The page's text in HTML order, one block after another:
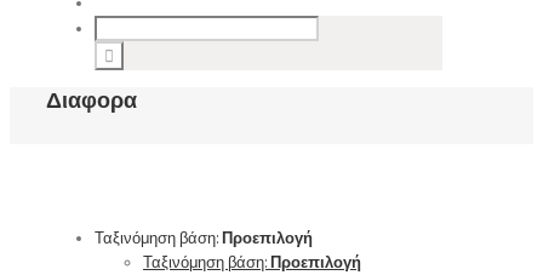
Διαφορα
Ταξινόμηση βάση:Προεπιλογή
Ταξινόμηση βάση:Προεπιλογή